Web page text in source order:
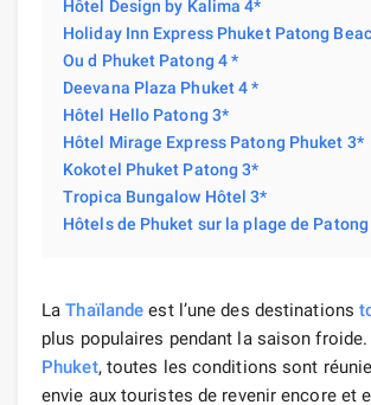
Hôtel Design by Kalima 4*
Holiday Inn Express Phuket Patong
Ou d Phuket Patong 4 *
Deevana Plaza Phuket 4 *
Hôtel Hello Patong 3*
Hôtel Mirage Express Patong Phuket 3*
Kokotel Phuket Patong 3*
Tropica Bungalow Hôtel 3*
Hôtels de Phuket sur la plage de
LaThaïlande est l’une des destinations
plus populaires pendant la saison froide.
Phuket, toutes les conditions sont
envie aux touristes de revenir encore et